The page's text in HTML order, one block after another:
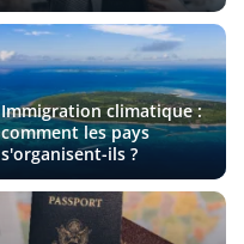
Immigration climatique :
comment les pays
s'organisent-ils ?